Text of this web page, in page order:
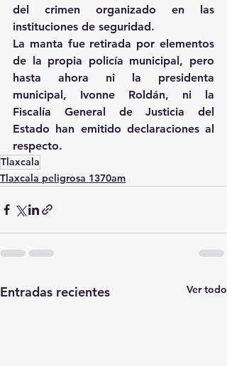
del crimen organizado en las
instituciones de seguridad.
La manta fue retirada por elementos
de la propia policía municipal, pero
hasta ahora ni la presidenta
municipal, Ivonne Roldán, ni la
Fiscalía General de Justicia del
Estado han emitido declaraciones al
respecto.
Tlaxcala
Tlaxcala peligrosa 1370am
Entradas recientes Ver todo